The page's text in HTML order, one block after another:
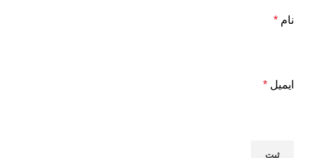
نام *
ایمیل *